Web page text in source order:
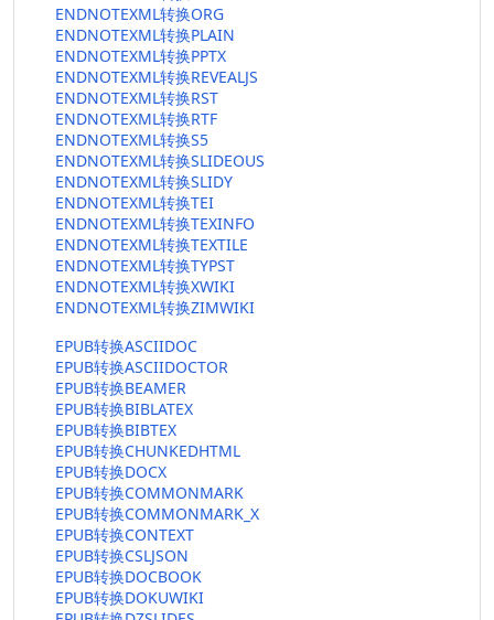
ENDNOTEXML转换ORG
ENDNOTEXML转换PLAIN
ENDNOTEXML转换PPTX
ENDNOTEXML转换REVEALJS
ENDNOTEXML转换RST
ENDNOTEXML转换RTF
ENDNOTEXML转换S5
ENDNOTEXML转换SLIDEOUS
ENDNOTEXML转换SLIDY
ENDNOTEXML转换TEI
ENDNOTEXML转换TEXINFO
ENDNOTEXML转换TEXTILE
ENDNOTEXML转换TYPST
ENDNOTEXML转换XWIKI
ENDNOTEXML转换ZIMWIKI
EPUB转换ASCIIDOC
EPUB转换ASCIIDOCTOR
EPUB转换BEAMER
EPUB转换BIBLATEX
EPUB转换BIBTEX
EPUB转换CHUNKEDHTML
EPUB转换DOCX
EPUB转换COMMONMARK
EPUB转换COMMONMARK_X
EPUB转换CONTEXT
EPUB转换CSLJSON
EPUB转换DOCBOOK
EPUB转换DOKUWIKI